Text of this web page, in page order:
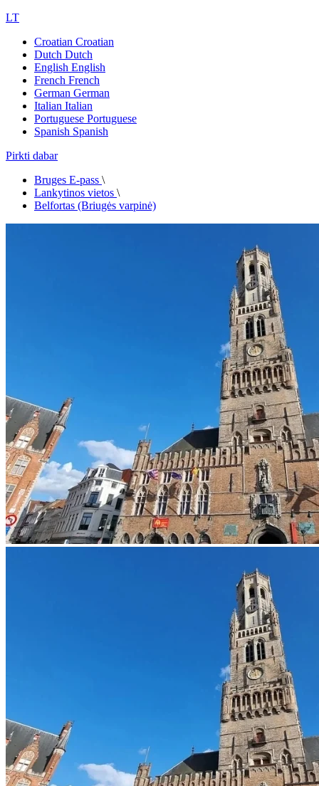
LT
Croatian Croatian
Dutch Dutch
English English
French French
German German
Italian Italian
Portuguese Portuguese
Spanish Spanish
Pirkti dabar
Bruges E-pass \
Lankytinos vietos \
Belfortas (Briugės varpinė)